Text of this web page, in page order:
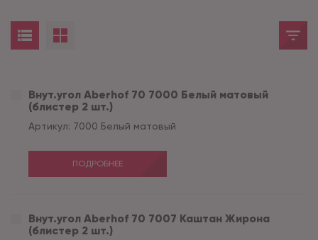
Внут.угол Aberhof 70 7000 Белый матовый
(блистер 2 шт.)
Артикул: 7000 Белый матовый
ПОДРОБНЕЕ
Внут.угол Aberhof 70 7007 Каштан Жирона
(блистер 2 шт.)